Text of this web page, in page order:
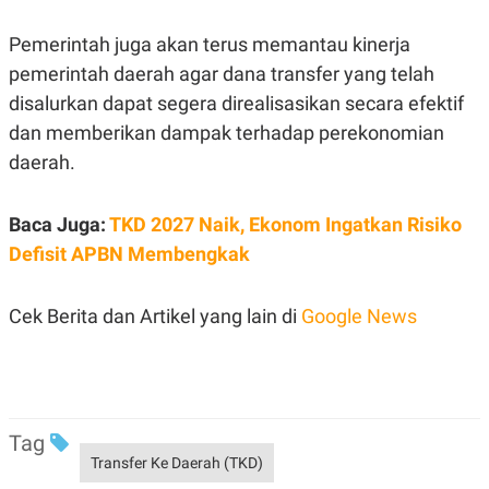
T
D
A
T
A
E
K
O
N
N
V
L
I
P
S
JARINGAN
AS
R
Pemerintah juga akan terus memantau kinerja
pemerintah daerah agar dana transfer yang telah
disalurkan dapat segera direalisasikan secara efektif
dan memberikan dampak terhadap perekonomian
daerah.
Baca Juga:TKD 2027 Naik, Ekonom Ingatkan Risiko
Defisit APBN Membengkak
Cek Berita dan Artikel yang lain di Google News
Tag
Transfer Ke Daerah (TKD)